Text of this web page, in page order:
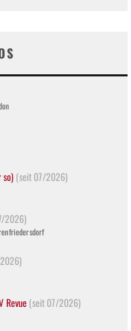
(seit 07/2026)
2026)
Revue(seit 07/2026)